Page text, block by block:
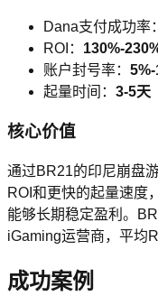
Dana支付成功率：
ROI： 130%-
账户封号率：
起量时间： 3-5天
核心价值
通过BR21的印尼崩盘
ROI和更快的起量速度
能够长期稳定盈利。
iGaming运营商，平均
成功案例